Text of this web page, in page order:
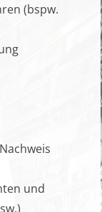
(bspw.
und